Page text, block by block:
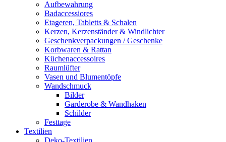
Aufbewahrung
Badaccessiores
Etageren, Tabletts & Schalen
Kerzen, Kerzenständer & Windlichter
Geschenkverpackungen / Geschenke
Korbwaren & Rattan
Küchenaccessoires
Raumlüfter
Vasen und Blumentöpfe
Wandschmuck
Bilder
Garderobe & Wandhaken
Schilder
Festtage
Textilien
Deko-Textilien